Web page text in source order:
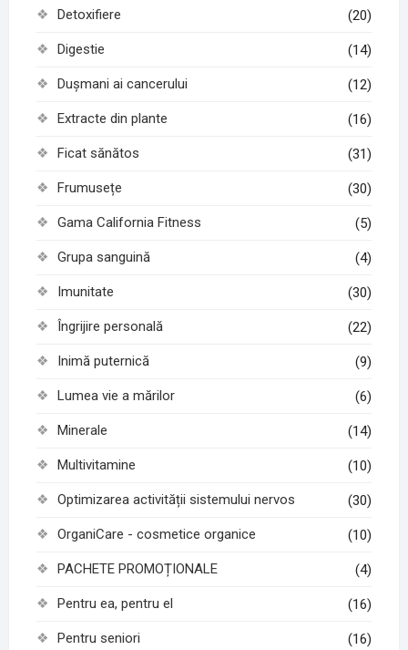
Detoxifiere (20)
Digestie (14)
Dușmani ai cancerului (12)
Extracte din plante (16)
Ficat sănătos (31)
Frumusețe (30)
Gama California Fitness (5)
Grupa sanguină (4)
Imunitate (30)
Îngrijire personală (22)
Inimă puternică (9)
Lumea vie a mărilor (6)
Minerale (14)
Multivitamine (10)
Optimizarea activității sistemului nervos (30)
OrganiCare - cosmetice organice (10)
PACHETE PROMOȚIONALE (4)
Pentru ea, pentru el (16)
Pentru seniori (16)